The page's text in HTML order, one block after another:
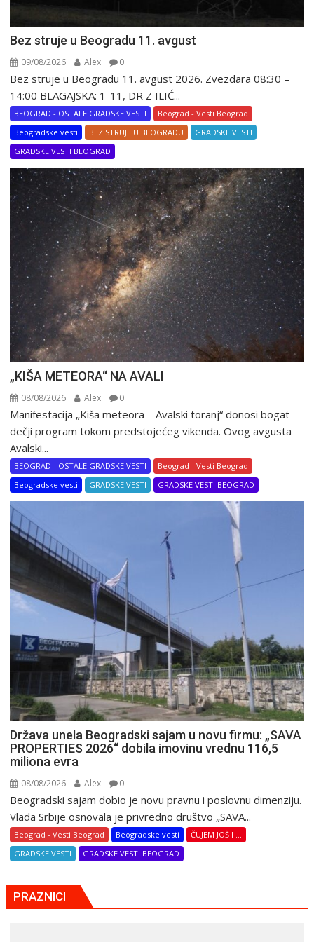
Bez struje u Beogradu 11. avgust
09/08/2026 Alex 0
Bez struje u Beogradu 11. avgust 2026. Zvezdara 08:30 –
14:00 BLAGAJSKA: 1-11, DR Z ILIĆ...
BEOGRAD - OSTALE GRADSKE VESTI
Beograd - Vesti Beograd
Beogradske vesti
BEZ STRUJE U BEOGRADU
GRADSKE VESTI
GRADSKE VESTI BEOGRAD
„KIŠA METEORA“ NA AVALI
08/08/2026 Alex 0
Manifestacija „Kiša meteora – Avalski toranj“ donosi bogat
dečji program tokom predstojećeg vikenda. Ovog avgusta
Avalski...
BEOGRAD - OSTALE GRADSKE VESTI
Beograd - Vesti Beograd
Beogradske vesti
GRADSKE VESTI GRADSKE VESTI BEOGRAD
Država unela Beogradski sajam u novu firmu: „SAVA
PROPERTIES 2026“ dobila imovinu vrednu 116,5
miliona evra
08/08/2026 Alex 0
Beogradski sajam dobio je novu pravnu i poslovnu dimenziju.
Vlada Srbije osnovala je privredno društvo „SAVA...
Beograd - Vesti Beograd Beogradske vesti
ČUJEM JOŠ I ...
GRADSKE VESTI
GRADSKE VESTI BEOGRAD
PRAZNICI